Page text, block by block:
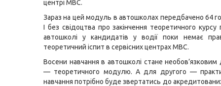
центрі МВС.
Зараз на цей модуль в автошколах передбачено 64
І без свідоцтва про закінчення теоретичного курсу
автошколі у кандидатів у водії поки немає
теоретичний іспит в сервісних центрах МВС.
Восени навчання в автошколі стане
— теоретичного модулю. А для другого —
навчання потрібно буде звертатись до